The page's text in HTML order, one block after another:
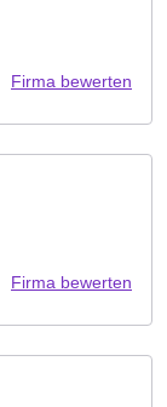
Firma bewerten
Firma bewerten